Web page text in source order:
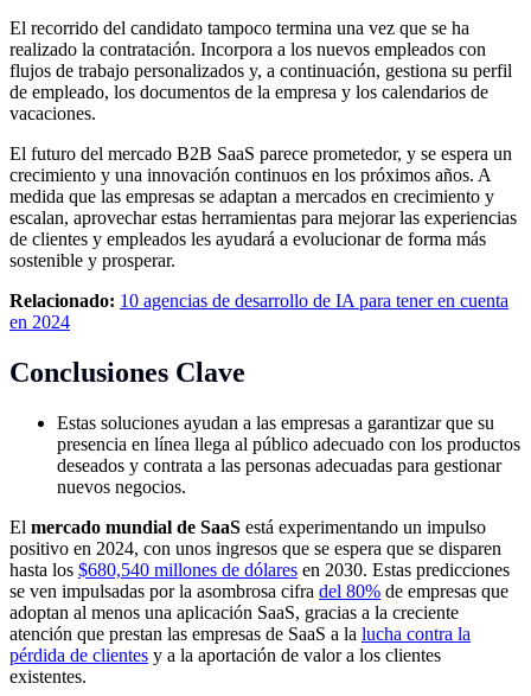
El recorrido del candidato tampoco termina una vez que se ha
realizado la contratación. Incorpora a los nuevos empleados con
flujos de trabajo personalizados y, a continuación, gestiona su perfil
de empleado, los documentos de la empresa y los calendarios de
vacaciones.
El futuro del mercado B2B SaaS parece prometedor, y se espera un
crecimiento y una innovación continuos en los próximos años. A
medida que las empresas se adaptan a mercados en crecimiento y
escalan, aprovechar estas herramientas para mejorar las experiencias
de clientes y empleados les ayudará a evolucionar de forma más
sostenible y prosperar.
Relacionado: 10 agencias de desarrollo de IA para tener en cuenta
en 2024
Conclusiones Clave
Estas soluciones ayudan a las empresas a garantizar que su
presencia en línea llega al público adecuado con los productos
deseados y contrata a las personas adecuadas para gestionar
nuevos negocios.
El mercado mundial de SaaS está experimentando un impulso
positivo en 2024, con unos ingresos que se espera que se disparen
hasta los $680,540 millones de dólares en 2030. Estas predicciones
se ven impulsadas por la asombrosa cifra del 80% de empresas que
adoptan al menos una aplicación SaaS, gracias a la creciente
atención que prestan las empresas de SaaS a la lucha contra la
pérdida de clientes y a la aportación de valor a los clientes
existentes.